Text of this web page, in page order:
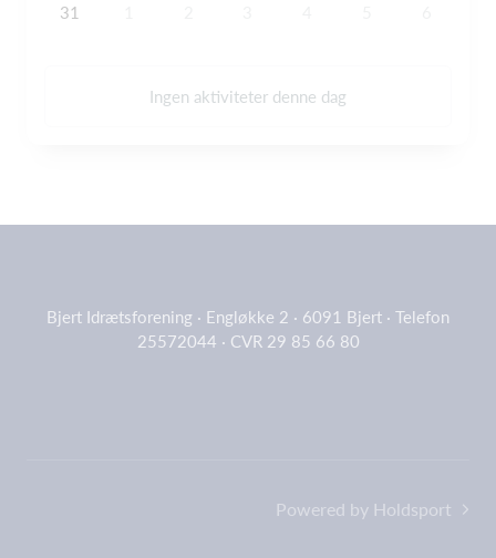
31
Ingen aktiviteter denne dag
Bjert Idrætsforening · Engløkke 2 · 6091 Bjert · Telefon
25572044 · CVR 29 85 66 80
Powered by Holdsport